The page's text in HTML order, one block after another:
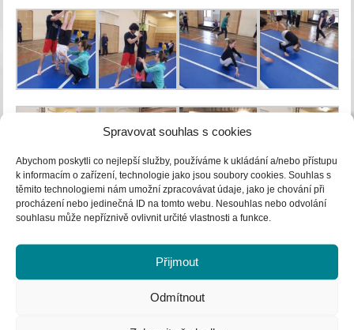
Spravovat souhlas s cookies
Abychom poskytli co nejlepší služby, používáme k ukládání a/nebo přístupu
k informacím o zařízení, technologie jako jsou soubory cookies. Souhlas s
těmito technologiemi nám umožní zpracovávat údaje, jako je chování při
procházení nebo jedinečná ID na tomto webu. Nesouhlas nebo odvolání
souhlasu může nepříznivě ovlivnit určité vlastnosti a funkce.
Přijmout
Odmítnout